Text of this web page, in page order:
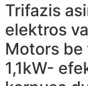
Trifazis
elektros
Motors
1,1kW-